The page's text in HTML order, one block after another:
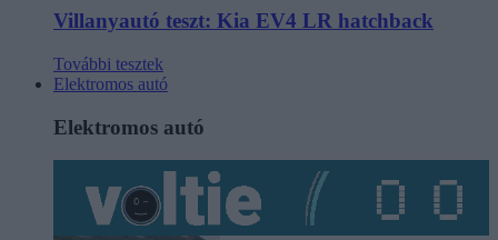
Villanyautó teszt: Kia EV4 LR hatchback
További tesztek
Elektromos autó
Elektromos autó